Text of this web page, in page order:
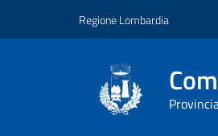
Regione Lombardia